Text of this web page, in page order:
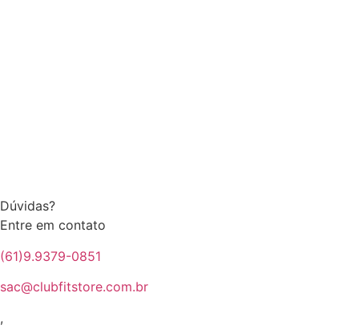
Dúvidas?
Entre em contato
(61)9.9379-0851
sac@clubfitstore.com.br
,